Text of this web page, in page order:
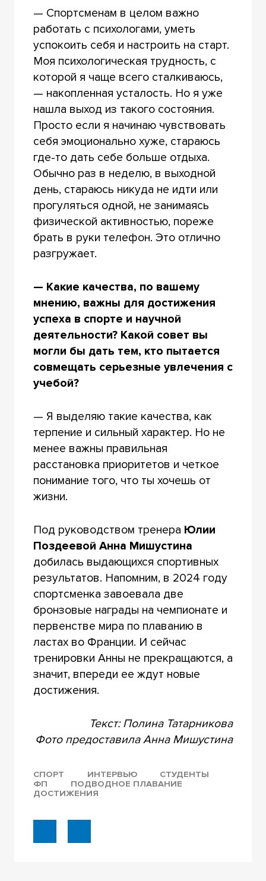
— Спортсменам в целом важно
работать с психологами, уметь
успокоить себя и настроить на старт.
Моя психологическая трудность, с
которой я чаще всего сталкиваюсь,
— накопленная усталость. Но я уже
нашла выход из такого состояния.
Просто если я начинаю чувствовать
себя эмоционально хуже, стараюсь
где-то дать себе больше отдыха.
Обычно раз в неделю, в выходной
день, стараюсь никуда не идти или
прогуляться одной, не занимаясь
физической активностью, пореже
брать в руки телефон. Это отлично
разгружает.
— Какие качества, по вашему
мнению, важны для достижения
успеха в спорте и научной
деятельности? Какой совет вы
могли бы дать тем, кто пытается
совмещать серьезные увлечения с
учебой?
— Я выделяю такие качества, как
терпение и сильный характер. Но не
менее важны правильная
расстановка приоритетов и четкое
понимание того, что ты хочешь от
жизни.
Под руководством тренера Юлии
Поздеевой Анна Мишустина
добилась выдающихся спортивных
результатов. Напомним, в 2024 году
спортсменка завоевала две
бронзовые награды на чемпионате и
первенстве мира по плаванию в
ластах во Франции. И сейчас
тренировки Анны не прекращаются, а
значит, впереди ее ждут новые
достижения.
Текст: Полина Татарникова
Фото предоставила Анна Мишустина
СПОРТ ИНТЕРВЬЮ
СТУДЕНТЫ
ФП
ПОДВОДНОЕ ПЛАВАНИЕ
ДОСТИЖЕНИЯ